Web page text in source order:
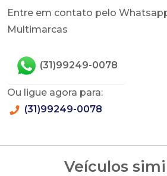
Entre em contato pelo
Multimarcas
(31)99249-0078
Ou ligue agora para:
(31)99249-0078
Veículos